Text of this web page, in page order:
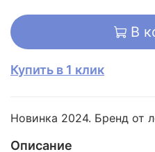
В
Купить в 1 клик
Новинка 2024. Бренд от
Описание